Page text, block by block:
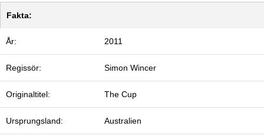
Fakta:
År: 2011
Regissör: Simon Wincer
Originaltitel: The Cup
Ursprungsland: Australien